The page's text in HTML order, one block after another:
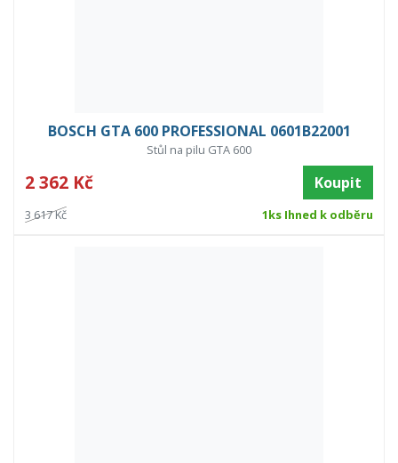
BOSCH GTA 600 PROFESSIONAL 0601B22001
Stůl na pilu GTA 600
2 362 Kč Koupit
3 617 Kč 1ks Ihned k odběru